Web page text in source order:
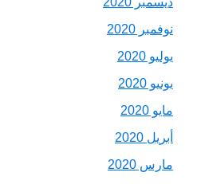
نوفمبر 2020
يوليو 2020
يونيو 2020
مايو 2020
أبريل 2020
مارس 2020